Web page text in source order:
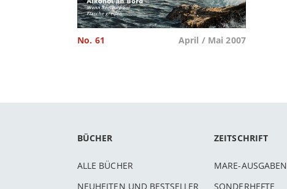
No. 61 April / Mai 2007
BÜCHER
ALLE BÜCHER
NEUHEITEN UND BESTSELLER
ZEITSCHRIFT
MARE-AUSGABEN
SONDERHEFTE